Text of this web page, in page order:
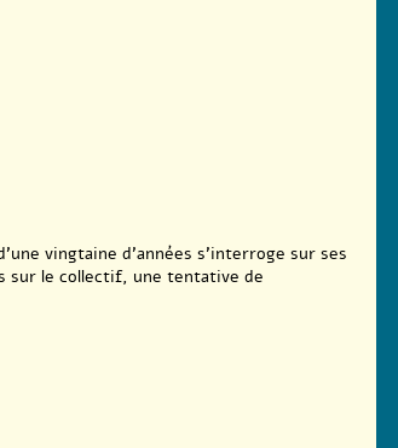
vingtaine d’années s’interroge sur ses
sur le collectif, une tentative de